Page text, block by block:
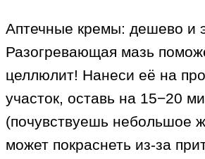
Аптечные кремы: дешево и
Разогревающая мазь
целлюлит! Нанеси её на
участок, оставь на 15−20
(почувствуешь небольшое
может покраснеть из-за